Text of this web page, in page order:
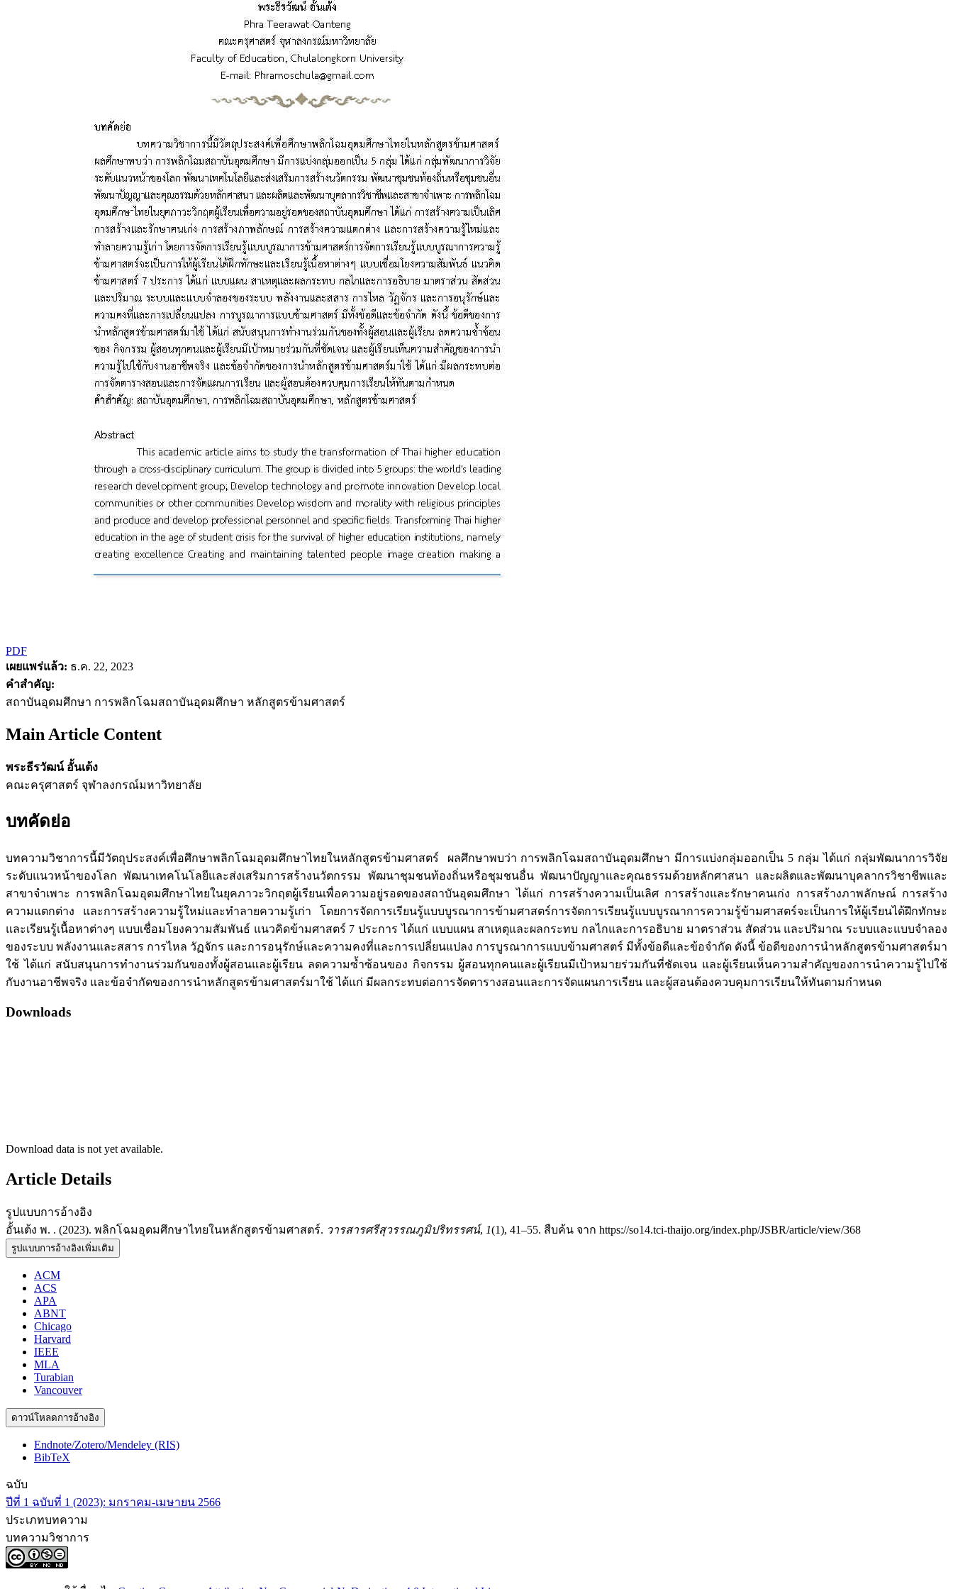
PDF
เผยแพร่แล้ว: ธ.ค. 22, 2023
คำสำคัญ:
สถาบันอุดมศึกษา การพลิกโฉมสถาบันอุดมศึกษา หลักสูตรข้ามศาสตร์
Main Article Content
พระธีรวัฒน์ อั้นเต้ง
คณะครุศาสตร์ จุฬาลงกรณ์มหาวิทยาลัย
บทคัดย่อ
บทความวิชาการนี้มีวัตถุประสงค์เพื่อศึกษาพลิกโฉมอุดมศึกษาไทยในหลักสูตรข้ามศาสตร์ ผลศึกษาพบว่า การพลิกโฉมสถาบันอุดมศึกษา มีการแบ่งกลุ่มออกเป็น 5 กลุ่ม ได้แก่ กลุ่มพัฒนาการวิจัย
ระดับแนวหน้าของโลก พัฒนาเทคโนโลยีและส่งเสริมการสร้างนวัตกรรม พัฒนาชุมชนท้องถิ่นหรือชุมชนอื่น พัฒนาปัญญาและคุณธรรมด้วยหลักศาสนา และผลิตและพัฒนาบุคลากรวิชาชีพและ
สาขาจำเพาะ การพลิกโฉมอุดมศึกษาไทยในยุคภาวะวิกฤตผู้เรียนเพื่อความอยู่รอดของสถาบันอุดมศึกษา ได้แก่ การสร้างความเป็นเลิศ การสร้างและรักษาคนเก่ง การสร้างภาพลักษณ์ การสร้าง
ความแตกต่าง และการสร้างความรู้ใหม่และทำลายความรู้เก่า โดยการจัดการเรียนรู้แบบบูรณาการข้ามศาสตร์การจัดการเรียนรู้แบบบูรณาการความรู้ข้ามศาสตร์จะเป็นการให้ผู้เรียนได้ฝึกทักษะ
และเรียนรู้เนื้อหาต่างๆ แบบเชื่อมโยงความสัมพันธ์ แนวคิดข้ามศาสตร์ 7 ประการ ได้แก่ แบบแผน สาเหตุและผลกระทบ กลไกและการอธิบาย มาตราส่วน สัดส่วน และปริมาณ ระบบและแบบจำลอง
ของระบบ พลังงานและสสาร การไหล วัฏจักร และการอนุรักษ์และความคงที่และการเปลี่ยนแปลง การบูรณาการแบบข้ามศาสตร์ มีทั้งข้อดีและข้อจำกัด ดังนี้ ข้อดีของการนำหลักสูตรข้ามศาสตร์มา
ใช้ ได้แก่ สนับสนุนการทำงานร่วมกันของทั้งผู้สอนและผู้เรียน ลดความซ้ำซ้อนของ กิจกรรม ผู้สอนทุกคนและผู้เรียนมีเป้าหมายร่วมกันที่ชัดเจน และผู้เรียนเห็นความสำคัญของการนำความรู้ไปใช้
กับงานอาชีพจริง และข้อจำกัดของการนำหลักสูตรข้ามศาสตร์มาใช้ ได้แก่ มีผลกระทบต่อการจัดตารางสอนและการจัดแผนการเรียน และผู้สอนต้องควบคุมการเรียนให้ทันตามกำหนด
Downloads
Download data is not yet available.
Article Details
รูปแบบการอ้างอิง
อั้นเต้ง พ. . (2023). พลิกโฉมอุดมศึกษาไทยในหลักสูตรข้ามศาสตร์. วารสารศรีสุวรรณภูมิปริทรรศน์, 1(1), 41–55. สืบค้น จาก https://so14.tci-thaijo.org/index.php/JSBR/article/view/368
รูปแบบการอ้างอิงเพิ่มเติม
ACM
ACS
APA
ABNT
Chicago
Harvard
IEEE
MLA
Turabian
Vancouver
ดาวน์โหลดการอ้างอิง
Endnote/Zotero/Mendeley (RIS)
BibTeX
ฉบับ
ปีที่ 1 ฉบับที่ 1 (2023): มกราคม-เมษายน 2566
ประเภทบทความ
บทความวิชาการ